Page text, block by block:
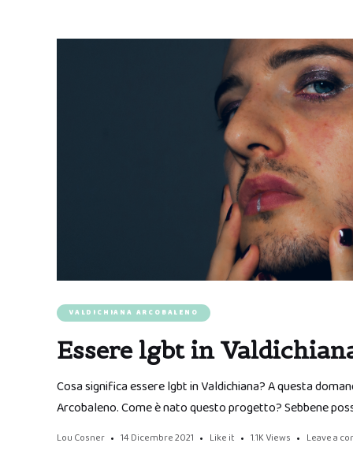
VALDICHIANA ARCOBALENO
Essere lgbt in
Cosa significa essere lgbt in Valdichiana? A questa
Arcobaleno. Come è nato questo progetto? Sebbene
Lou Cosner 14 Dicembre 2021 Like it 1.1K Views Leave a